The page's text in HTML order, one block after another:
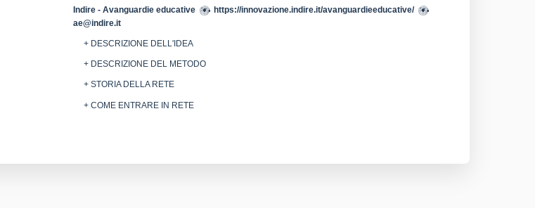
Indire - Avanguardie educative
https://innovazione.indire.it/avanguardieeducative/
ae@indire.it
+ DESCRIZIONE DELL'IDEA
+ DESCRIZIONE DEL METODO
+ STORIA DELLA RETE
+ COME ENTRARE IN RETE